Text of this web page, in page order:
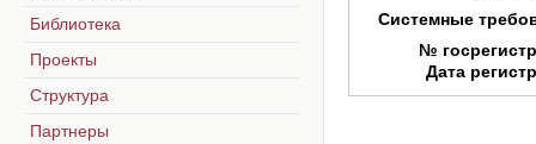
Системные
№
Дата
Библиотека
Проекты
Структура
Партнеры